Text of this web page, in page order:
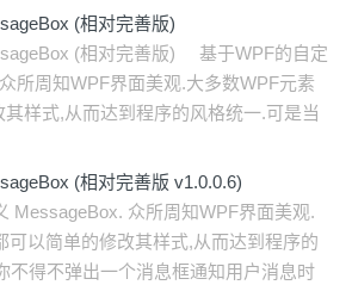
(相对完善版)
(相对完善版) 基于WPF的自定
所周知WPF界面美观.大多数WPF元素
样式,从而达到程序的风格统一.可是当
(相对完善版 v1.0.0.6)
MessageBox. 众所周知WPF界面美观.
可以简单的修改其样式,从而达到程序的
不得不弹出一个消息框通知用户消息时